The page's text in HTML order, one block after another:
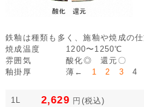
鉄釉は種類も多く、施釉や焼成の
焼成温度
1200〜1250℃
雰囲気
酸化◎ 還元〇
釉掛厚
薄← 1 2 3 4
1L 2,629 円 (税込)